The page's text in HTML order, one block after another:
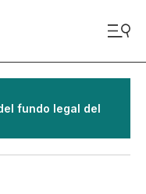
fundo legal del